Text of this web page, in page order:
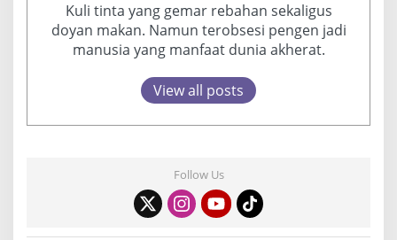
Kuli tinta yang gemar rebahan sekaligus
doyan makan. Namun terobsesi pengen jadi
manusia yang manfaat dunia akherat.
View all posts
Follow Us